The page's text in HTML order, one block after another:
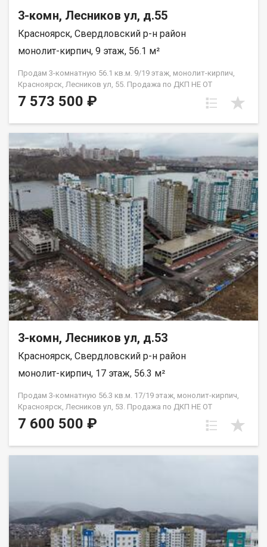
3-комн, Лесников ул, д.55
Красноярск, Свердловский р-н район
монолит-кирпич, 9 этаж, 56.1 м²
Продам 3-комнатную 56.1 кв.м. 9/19 этаж, монолит-кирпич,
Красноярск, Лесников ул, 55. Продажа по ДКП НЕ ОТ
ЗАСТРОЙЩИКА
7 573 500 ₽
3-комн, Лесников ул, д.53
Красноярск, Свердловский р-н район
монолит-кирпич, 17 этаж, 56.3 м²
Продам 3-комнатную 56.3 кв.м. 17/19 этаж, монолит-кирпич,
Красноярск, Лесников ул, 53. Продажа по ДКП НЕ ОТ
ЗАСТРОЙЩИКА
7 600 500 ₽